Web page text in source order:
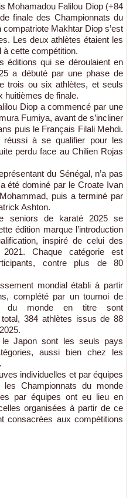
Mohamadou Falilou Diop (+84
finale des Championnats du
Makhtar Diop s’est
Les deux athlètes étaient les
cette compétition.
éditions qui se déroulaient en
a débuté par une phase de
trois ou six athlètes, et seuls
huitièmes de finale.
Diop a commencé par une
Fumiya, avant de s’incliner
puis le Français Filali Mehdi.
à se qualifier pour les
perdu face au Chilien Rojas
du Sénégal, n’a pas
été dominé par le Croate Ivan
puis a terminé par
Ashton.
seniors de karaté 2025 se
édition marque l’introduction
inspiré de celui des
Chaque catégorie est
contre plus de 80
mondial établi à partir
complété par un tournoi de
du monde en titre sont
384 athlètes issus de 88
le Japon sont les seuls pays
aussi bien chez les
individuelles et par équipes
Championnats du monde
par équipes ont eu lieu en
organisées à partir de ce
consacrées aux compétitions